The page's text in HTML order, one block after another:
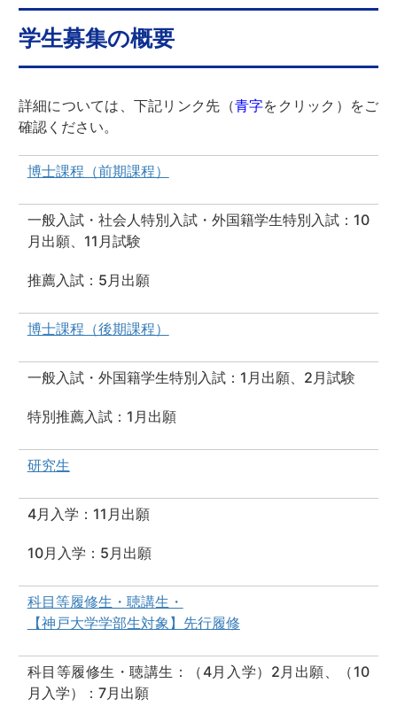
学生募集の概要
詳細については、下記リンク先（青字をクリック）をご
確認ください。
博士課程（前期課程）
一般入試・社会人特別入試・外国籍学生特別入試：10
月出願、11月試験
推薦入試：5月出願
博士課程（後期課程）
一般入試・外国籍学生特別入試：1月出願、2月試験
特別推薦入試：1月出願
研究生
4月入学：11月出願
10月入学：5月出願
科目等履修生・聴講生・
【神戸大学学部生対象】先行履修
科目等履修生・聴講生：（4月入学）2月出願、（10
月入学）：7月出願